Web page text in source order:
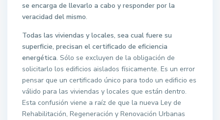
se encarga de llevarlo a cabo y responder por la
veracidad del mismo.
Todas las viviendas y locales, sea cual fuere su
superficie, precisan el certificado de eficiencia
energética. Sólo se excluyen de la obligación de
solicitarlo los edificios aislados físicamente. Es un error
pensar que un certificado único para todo un edificio es
válido para las viviendas y locales que están dentro.
Esta confusión viene a raíz de que la nueva Ley de
Rehabilitación, Regeneración y Renovación Urbanas